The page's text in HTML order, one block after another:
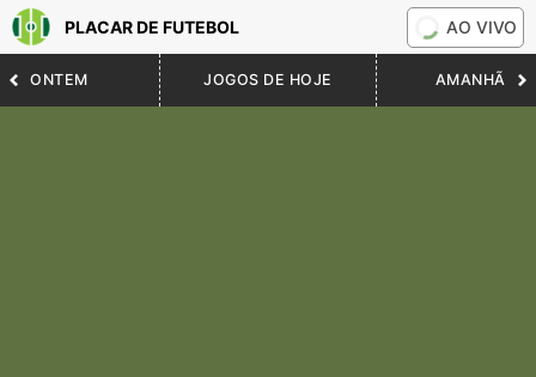
PLACAR DE FUTEBOL AO VIVO
ONTEM JOGOS DE HOJE AMANHÃ